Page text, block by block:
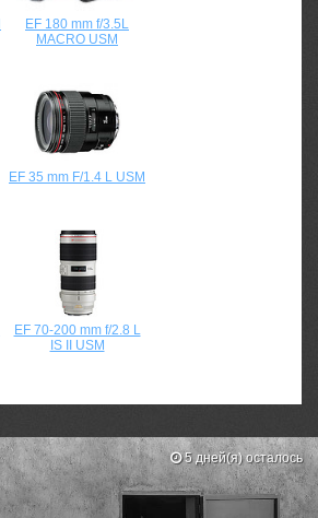
EF 180 mm f/3.5L
MACRO USM
EF 35 mm F/1.4 L USM
EF 70-200 mm f/2.8 L
IS II USM
5 дней(я) осталось